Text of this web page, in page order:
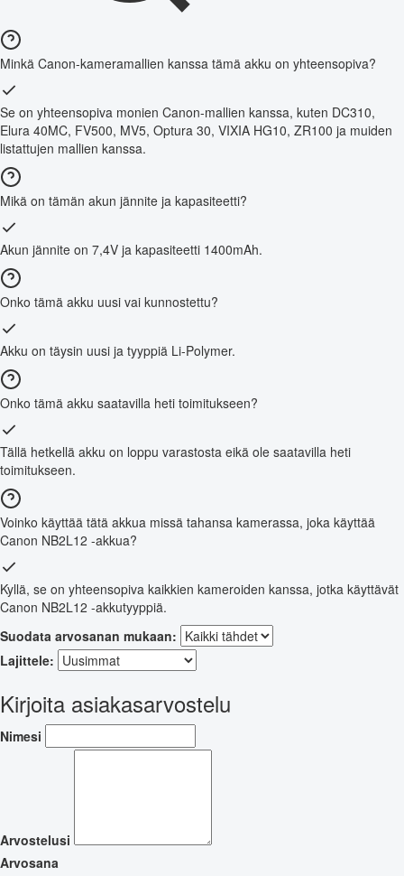
Minkä Canon-kameramallien kanssa tämä akku on yhteensopiva?
Se on yhteensopiva monien Canon-mallien kanssa, kuten DC310,
Elura 40MC, FV500, MV5, Optura 30, VIXIA HG10, ZR100 ja muiden
listattujen mallien kanssa.
Mikä on tämän akun jännite ja kapasiteetti?
Akun jännite on 7,4V ja kapasiteetti 1400mAh.
Onko tämä akku uusi vai kunnostettu?
Akku on täysin uusi ja tyyppiä Li-Polymer.
Onko tämä akku saatavilla heti toimitukseen?
Tällä hetkellä akku on loppu varastosta eikä ole saatavilla heti
toimitukseen.
Voinko käyttää tätä akkua missä tahansa kamerassa, joka käyttää
Canon NB2L12 -akkua?
Kyllä, se on yhteensopiva kaikkien kameroiden kanssa, jotka käyttävät
Canon NB2L12 -akkutyyppiä.
Suodata arvosanan mukaan:
Lajittele:
Kirjoita asiakasarvostelu
Nimesi
Arvostelusi
Arvosana